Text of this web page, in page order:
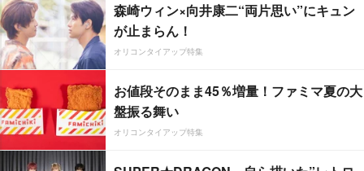
森崎ウィン×向井康二“両片思い”にキュン
が止まらん！
オリコンタイアップ特集
お値段そのまま45％増量！ファミマ夏の大
盤振る舞い
オリコンタイアップ特集